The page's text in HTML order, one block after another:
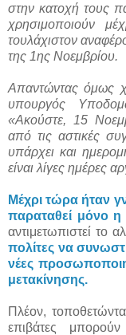
στην κατοχή τους
χρησιμοποιούν
τουλάχιστον
της 1ης Νοεμβρίου.
Απαντώντας όμως
υπουργός
«Ακούστε, 15
από τις αστικές
υπάρχει και
είναι λίγες ημέρες
Μέχρι τώρα ήταν
παραταθεί μόνο
αντιμετωπιστεί το
πολίτες να
νέες
μετακίνησης.
Πλέον,
επιβάτες